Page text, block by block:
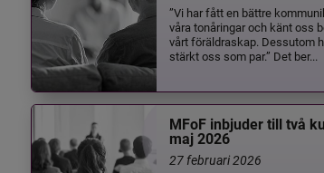
”Vi har fått en bättre
våra tonåringar och känt oss
vårt föräldraskap. Dessutom
stärkt oss som par.” Det ber...
MFoF inbjuder till två
maj 2026
27 februari 2026